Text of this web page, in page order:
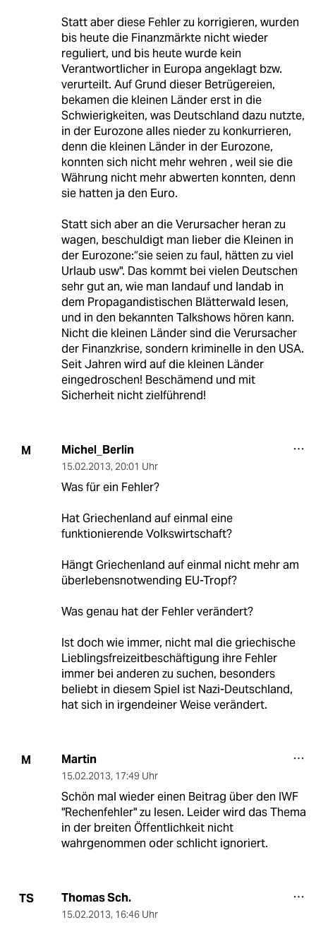
Statt aber diese Fehler zu korrigieren, wurden
bis heute die Finanzmärkte nicht wieder
reguliert, und bis heute wurde kein
Verantwortlicher in Europa angeklagt bzw.
verurteilt. Auf Grund dieser Betrügereien,
bekamen die kleinen Länder erst in die
Schwierigkeiten, was Deutschland dazu nutzte,
in der Eurozone alles nieder zu konkurrieren,
denn die kleinen Länder in der Eurozone,
konnten sich nicht mehr wehren , weil sie die
Währung nicht mehr abwerten konnten, denn
sie hatten ja den Euro.
Statt sich aber an die Verursacher heran zu
wagen, beschuldigt man lieber die Kleinen in
der Eurozone:“sie seien zu faul, hätten zu viel
Urlaub usw". Das kommt bei vielen Deutschen
sehr gut an, wie man landauf und landab in
dem Propagandistischen Blätterwald lesen,
und in den bekannten Talkshows hören kann.
Nicht die kleinen Länder sind die Verursacher
der Finanzkrise, sondern kriminelle in den USA.
Seit Jahren wird auf die kleinen Länder
eingedroschen! Beschämend und mit
Sicherheit nicht zielführend!
M Michel_Berlin
15.02.2013, 20:01 Uhr
Was für ein Fehler?
Hat Griechenland auf einmal eine
funktionierende Volkswirtschaft?
Hängt Griechenland auf einmal nicht mehr am
überlebensnotwending EU-Tropf?
Was genau hat der Fehler verändert?
Ist doch wie immer, nicht mal die griechische
Lieblingsfreizeitbeschäftigung ihre Fehler
immer bei anderen zu suchen, besonders
beliebt in diesem Spiel ist Nazi-Deutschland,
hat sich in irgendeiner Weise verändert.
M Martin
15.02.2013, 17:49 Uhr
Schön mal wieder einen Beitrag über den IWF
"Rechenfehler" zu lesen. Leider wird das Thema
in der breiten Öffentlichkeit nicht
wahrgenommen oder schlicht ignoriert.
TS Thomas Sch.
15.02.2013, 16:46 Uhr